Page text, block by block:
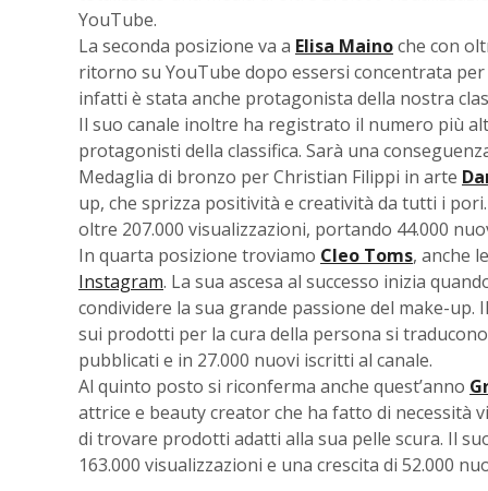
YouTube.
La seconda posizione va a Elisa Mainoche con
ritorno su YouTube dopo essersi concentrata
infatti è stata anche protagonista della nostra
Il suo canale inoltre ha registrato il numero più
protagonisti della classifica. Sarà una
Medaglia di bronzo per Christian Filippi in arte
up, che sprizza positività e creatività da tutti i
oltre 207.000 visualizzazioni, portando 44.000
In quarta posizione troviamo Cleo Toms, anche
Instagram. La sua ascesa al successo inizia
condividere la sua grande passione del make-
sui prodotti per la cura della persona si
pubblicati e in 27.000 nuovi iscritti al canale.
Al quinto posto si riconferma anche quest’anno
attrice e beauty creator che ha fatto di necessità
di trovare prodotti adatti alla sua pelle scura. Il
163.000 visualizzazioni e una crescita di 52.000